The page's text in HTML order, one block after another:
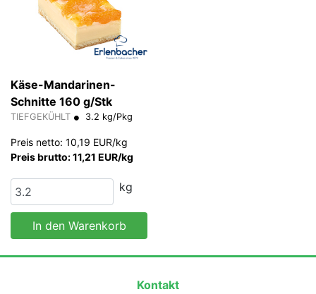
Käse-Mandarinen-
Schnitte 160 g/Stk
TIEFGEKÜHLT 3.2 kg/Pkg
Preis netto: 10,19 EUR/kg
Preis brutto: 11,21 EUR/kg
kg
In den Warenkorb
Kontakt